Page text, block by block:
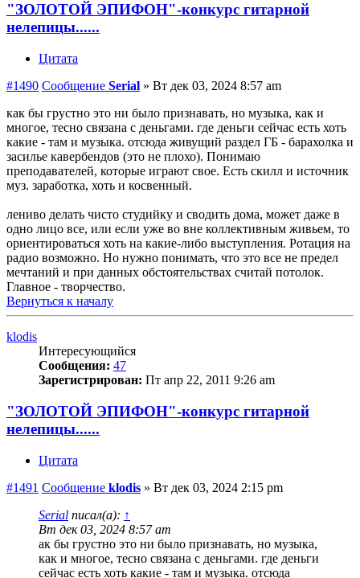
"ЗОЛОТОЙ ЭПИФОН"-конкурс гитарной
нелепицы......
Цитата
#1490 Сообщение Serial » Вт дек 03, 2024 8:57 am
как бы грустно это ни было признавать, но музыка, как и
многое, тесно связана с деньгами. где деньги сейчас есть хоть
какие - там и музыка. отсюда живущий раздел ГБ - барахолка и
засилье кавербендов (это не плохо). Понимаю
преподавателей, которые играют свое. Есть скилл и источник
муз. заработка, хоть и косвенный.
лениво делать чисто студийку и сводить дома, может даже в
одно лицо все, или если уже во вне коллективным живьем, то
ориентироваться хоть на какие-либо выступления. Ротация на
радио возможно. Но нужно понимать, что это все не предел
мечтаний и при данных обстоятельствах считай потолок.
Главное - творчество.
Вернуться к началу
klodis
Интересующийся
Сообщения: 47
Зарегистрирован: Пт апр 22, 2011 9:26 am
"ЗОЛОТОЙ ЭПИФОН"-конкурс гитарной
нелепицы......
Цитата
#1491 Сообщение klodis » Вт дек 03, 2024 2:15 pm
Serial писал(а): ↑
Вт дек 03, 2024 8:57 am
ак бы грустно это ни было признавать, но музыка,
как и многое, тесно связана с деньгами. где деньги
сейчас есть хоть какие - там и музыка. отсюда